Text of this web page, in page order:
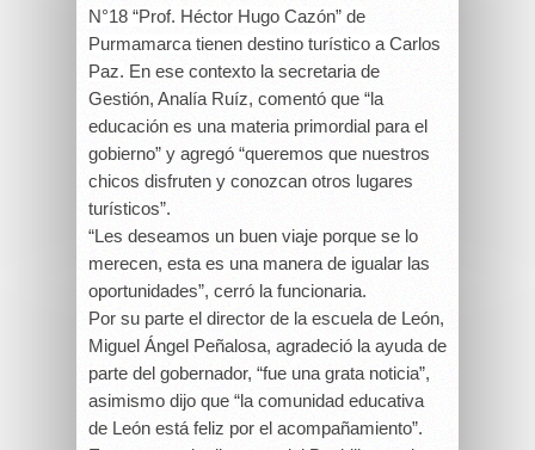
N°18 “Prof. Héctor Hugo Cazón” de
Purmamarca tienen destino turístico a Carlos
Paz. En ese contexto la secretaria de
Gestión, Analía Ruíz, comentó que “la
educación es una materia primordial para el
gobierno” y agregó “queremos que nuestros
chicos disfruten y conozcan otros lugares
turísticos”.
“Les deseamos un buen viaje porque se lo
merecen, esta es una manera de igualar las
oportunidades”, cerró la funcionaria.
Por su parte el director de la escuela de León,
Miguel Ángel Peñalosa, agradeció la ayuda de
parte del gobernador, “fue una grata noticia”,
asimismo dijo que “la comunidad educativa
de León está feliz por el acompañamiento”.